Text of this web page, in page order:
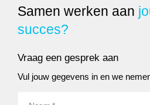
Samen werken aan
succes?
Vraag een gesprek aan
Vul jouw gegevens in en we